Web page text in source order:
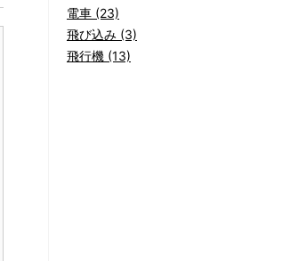
電車 (23)
飛び込み (3)
飛行機 (13)